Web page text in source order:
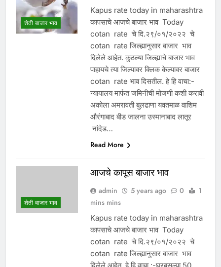
शेती बाजार भाव
Kapus rate today in maharashtra
कापसाचे आजचे बाजार भाव Today
cotan rate चे दि.२९/०१/२०२२ चे
cotan rate जिल्ह्यानुसार बाजार भाव
दिलेले आहेत. कुठल्या जिल्ह्याचे बाजार भाव
पाहायचे त्या जिल्यावर क्लिक केल्यावर बाजार
cotan rate भाव दिसतील. हे हि वाचा:-
न्यायालय मार्फत जमिनीची मोजणी कशी करावी
अकोला अमरावती बुलढाणा यवतमाळ वाशिम
औरंगाबाद बीड जालना उस्मानाबाद लातूर
नांदेड…
Read More
शेती बाजार भाव
आजचे कापूस बाजार भाव
admin 5 years ago 0
1
mins mins
Kapus rate today in maharashtra
कापसाचे आजचे बाजार भाव Today
cotan rate चे दि.२९/०१/२०२२ चे
cotan rate जिल्ह्यानुसार बाजार भाव